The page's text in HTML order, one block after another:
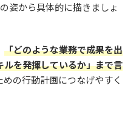
姿から具体的に描きましょ
「どのような業務で成果を出
を発揮しているか」まで言
の行動計画につなげやすく